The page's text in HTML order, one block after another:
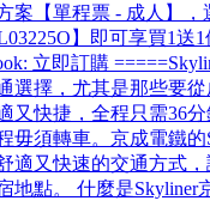
案【單程票 - 成人】，
】即可享買1送
立即訂購
選擇，尤其是那些要
又快捷，全程只需36
毋須轉車。京成電鐵的
適又快速的交通方式
地點。 什麼是Skyliner